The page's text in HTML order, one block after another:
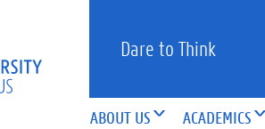
Dare to Think
ABOUT US ACADEMICS